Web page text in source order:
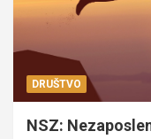
DRUŠTVO
NSZ: